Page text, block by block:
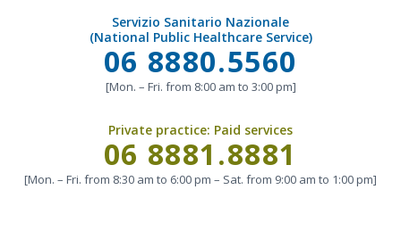
Servizio Sanitario Nazionale
(National Public Healthcare Service)
Call
06 8880.5560
[Mon. – Fri. from 8:00 am to 3:00 pm]
Private practice: Paid services
Call
06 8881.8881
[Mon. – Fri. from 8:30 am to 6:00 pm – Sat. from 9:00 am to 1:00 pm]